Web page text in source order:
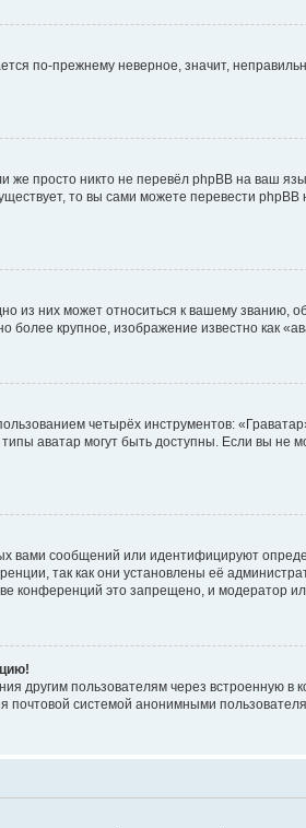
по-прежнему неверное, значит,
просто никто не перевёл phpBB на ваш
то вы сами можете перевести
из них может относиться к вашему званию,
крупное, изображение известно как
четырёх инструментов:
аватар могут быть доступны. Если вы не
сообщений или идентифицируют
так как они установлены её
конференций это запрещено, и модератор
другим пользователям через встроенную
почтовой системой анонимными